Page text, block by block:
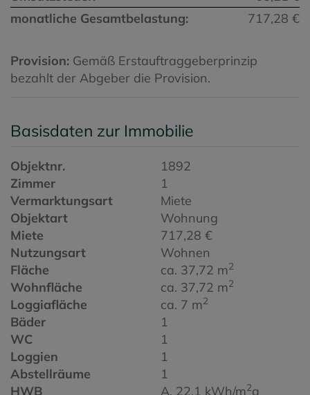
monatliche Gesamtbelastung:
717,28 €
Provision: Gemäß Erstauftraggeberprinzip
bezahlt der Abgeber die Provision.
Basisdaten zur Immobilie
Objektnr.
1892
Zimmer
1
Vermarktungsart
Miete
Objektart
Wohnung
Miete
717,28 €
Nutzungsart
Wohnen
Fläche
ca. 37,72 m2
Wohnfläche ca. 37,72 m2
Loggiafläche ca. 7 m2
Bäder
1
WC
1
Loggien
1
Abstellräume
1
HWB
A, 22.1 kWh/m2a